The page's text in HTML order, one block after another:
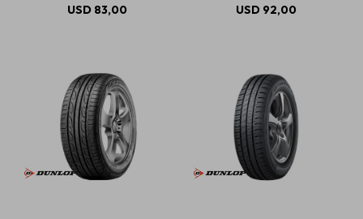
USD 83,00 USD 92,00